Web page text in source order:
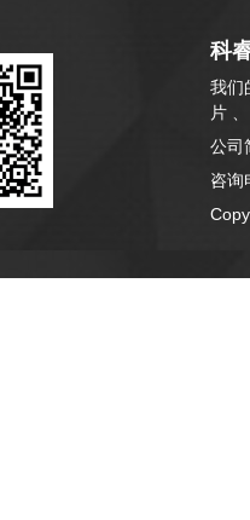
科
我们
片
公司
咨询